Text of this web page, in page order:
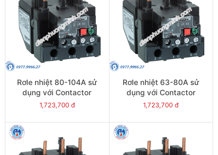
Rơle nhiệt 80-104A sử
dụng với Contactor
LC1E95 - Model LRE365
1,723,700 đ
Rơle nhiệt 63-80A sử
dụng với Contactor
LC1E80-E95 - Model
1,723,700 đ